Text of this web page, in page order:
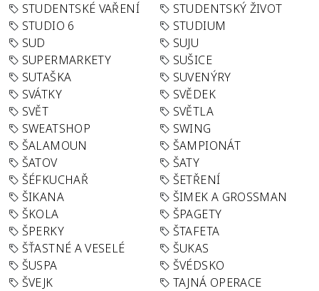
STUDENTSKÉ VAŘENÍ
STUDENTSKÝ ŽIVOT
STUDIO 6
STUDIUM
SUD
SUJU
SUPERMARKETY
SUŠICE
SUTAŠKA
SUVENÝRY
SVÁTKY
SVĚDEK
SVĚT
SVĚTLA
SWEATSHOP
SWING
ŠALAMOUN
ŠAMPIONÁT
ŠATOV
ŠATY
ŠÉFKUCHAŘ
ŠETŘENÍ
ŠIKANA
ŠIMEK A GROSSMAN
ŠKOLA
ŠPAGETY
ŠPERKY
ŠTAFETA
ŠŤASTNÉ A VESELÉ
ŠUKAS
ŠUSPA
ŠVÉDSKO
ŠVEJK
TAJNÁ OPERACE